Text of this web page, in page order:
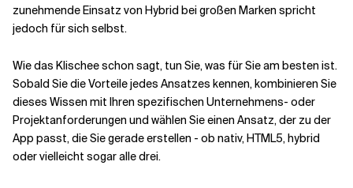
zunehmende Einsatz von Hybrid bei großen Marken spricht
jedoch für sich selbst.
Wie das Klischee schon sagt, tun Sie, was für Sie am besten ist.
Sobald Sie die Vorteile jedes Ansatzes kennen, kombinieren Sie
dieses Wissen mit Ihren spezifischen Unternehmens- oder
Projektanforderungen und wählen Sie einen Ansatz, der zu der
App passt, die Sie gerade erstellen - ob nativ, HTML5, hybrid
oder vielleicht sogar alle drei.